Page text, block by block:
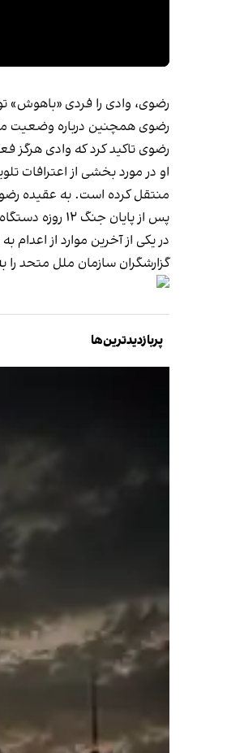
رضوی، وادی را فردی «باهوش»
رضوی همچنین درباره وضعیت
رضوی تاکید کرد که وادی هرگز
او در مورد بخشی از اعترافات
منتقل کرده است. به عقیده
پس از پایان جنگ ۱۲ روزه دستگاه قضایی جمهوری اسلامی شمار زیادی از شهروندان را به
در یکی از آخرین موارد از
گزارشگران سازمان ملل متحد
پربازدیدترین‌ها